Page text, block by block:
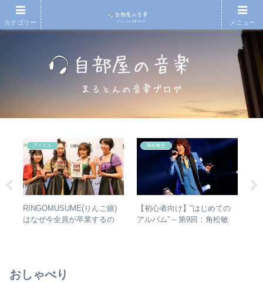
アイドル
RINGOMUSUME(りんご娘)
はなぜ今全員が卒業するの
角松敏生
【初心者向け】”はじめての
アルバム” – 第9回：角松敏
おしゃべり
カテゴリー メニュー